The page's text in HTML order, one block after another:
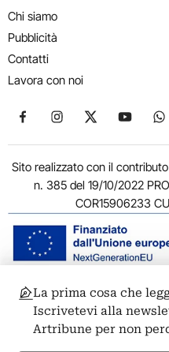
Chi siamo
Pubblicità
Contatti
Lavora con noi
Seguici su Facebook
Seguici su Instagram
Seguici su X
Seguici
Sito realizzato con il
n. 385 del 19/10/2022
COR15906233
© 2011-2026 ARTRIBUNE srl –
00186 Roma - P.I. 11381581005
Privacy: Responsabile della
La prima cosa che
Iscrivetevi alla
Artribune per non